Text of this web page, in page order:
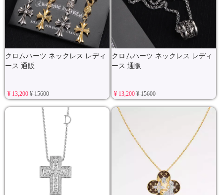
クロムハーツ ネックレス レディ
ース 通販
¥ 13,200¥ 15600
クロムハーツ ネックレス レディ
ース 通販
¥ 13,200¥ 15600